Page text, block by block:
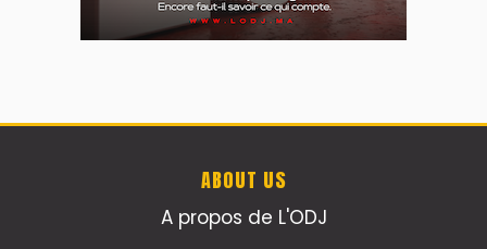
ABOUT US
A propos de L'ODJ